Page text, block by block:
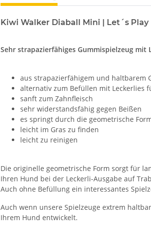
Kiwi Walker Diaball Mini | Let´s Play
Sehr strapazierfähiges Gummispielzeug mit
aus strapazierfähigem und haltbarem
alternativ zum Befüllen mit Leckerlies
sanft zum Zahnfleisch
sehr widerstandsfähig gegen Beißen
es springt durch die geometrische
leicht im Gras zu finden
leicht zu reinigen
Die originelle geometrische Form sorgt für
Ihren Hund bei der Leckerli-Ausgabe auf
Auch ohne Befüllung ein interessantes
Auch wenn unsere Spielzeuge extrem
Ihrem Hund entwickelt.